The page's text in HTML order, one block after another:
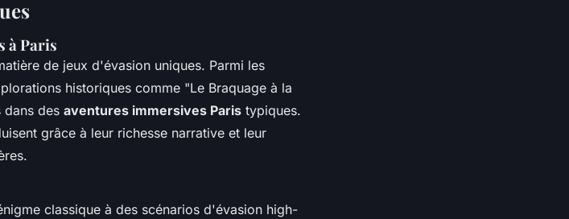
à Paris
de jeux d'évasion uniques. Parmi les
historiques comme "Le Braquage à la
dans des aventures immersives Paris typiques.
grâce à leur richesse narrative et leur
classique à des scénarios d'évasion high-